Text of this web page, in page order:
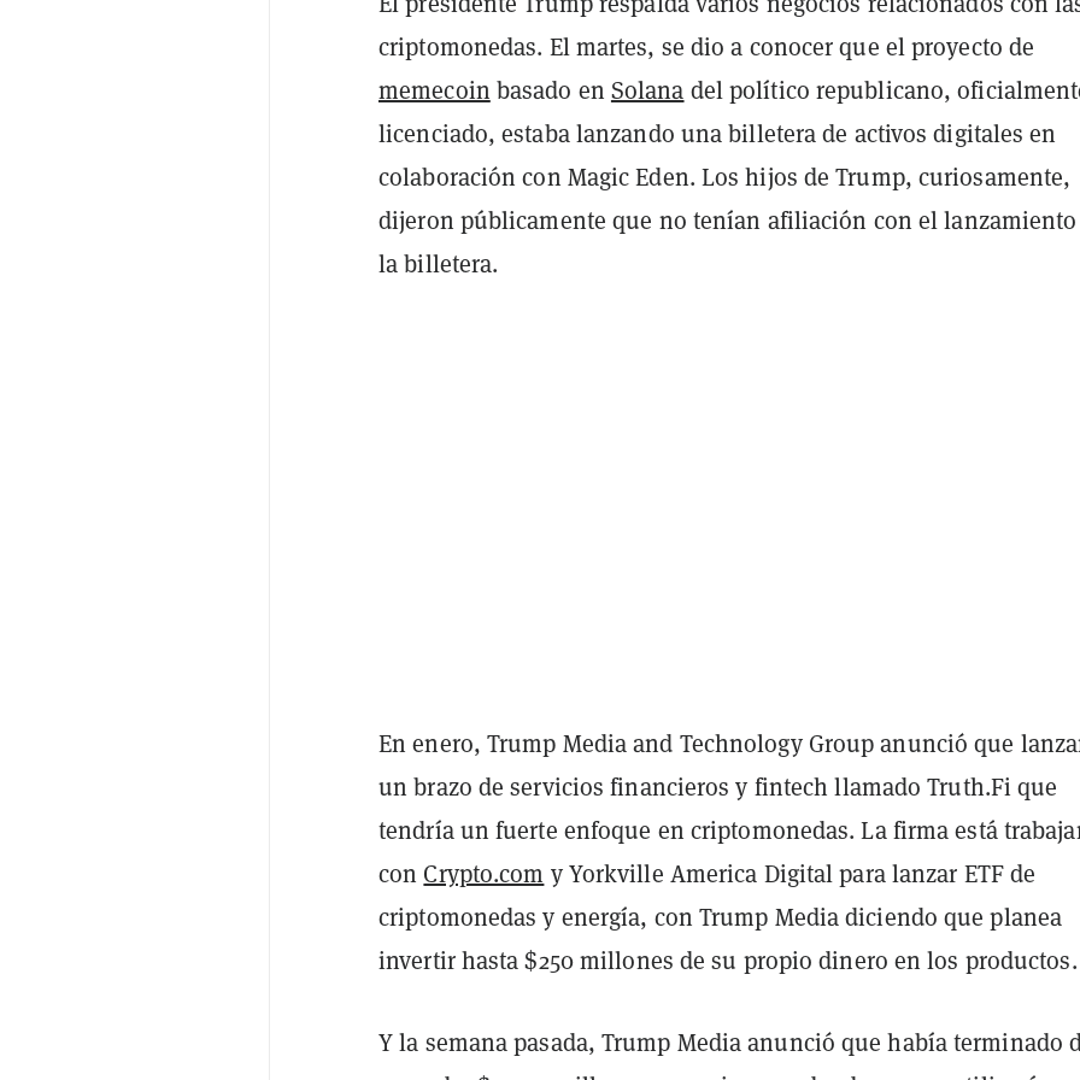
criptomonedas. El martes, se dio a conocer que el proyecto de
memecoin basado en Solana del político republicano,
licenciado, estaba lanzando una billetera de activos digitales en
colaboración con Magic Eden. Los hijos de Trump, curiosamente,
dijeron públicamente que no tenían afiliación con el lanzamiento
la billetera.
En enero, Trump Media and Technology Group anunció que
un brazo de servicios financieros y fintech llamado Truth.Fi que
tendría un fuerte enfoque en criptomonedas. La firma está
con Crypto.com y Yorkville America Digital para lanzar ETF de
criptomonedas y energía, con Trump Media diciendo que planea
invertir hasta $250 millones de su propio dinero en los productos.
Y la semana pasada, Trump Media anunció que había terminado